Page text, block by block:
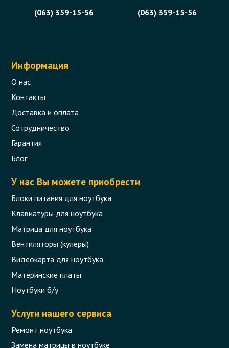
Читать
Залили ноутбук? Попала жидкость на
Если жидкость попала на материнскую плату -
последствия могут проявиться со временем и
быть очень печальными.
Рекомендуем Вам не рисковать и обратиться к
нам в сервис!
Ремонт залитого ноутбука от 940 грн
Читать
(063) 359-15-56
(063) 359-15-56
Информация
О нас
Контакты
Доставка и оплата
Сотрудничество
Гарантия
Блог
У нас Вы можете приобрести
Блоки питания для ноутбука
Клавиатуры для ноутбука
Матрица для ноутбука
Вентиляторы (кулеры)
Видеокарта для ноутбука
Материнские платы
Ноутбуки б/у
Услуги нашего сервиса
Ремонт ноутбука
Замена матрицы в ноутбуке